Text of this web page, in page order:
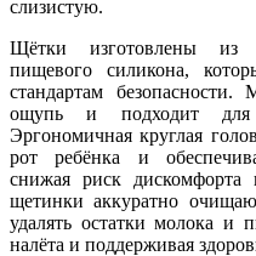
слизистую.
Щётки изготовлены из
пищевого силикона,
стандартам
ощупь и подходит для
Эргономичная круглая
рот ребёнка и
снижая риск дискомфорта
щетинки аккуратно
удалять остатки молока и
налёта и поддерживая